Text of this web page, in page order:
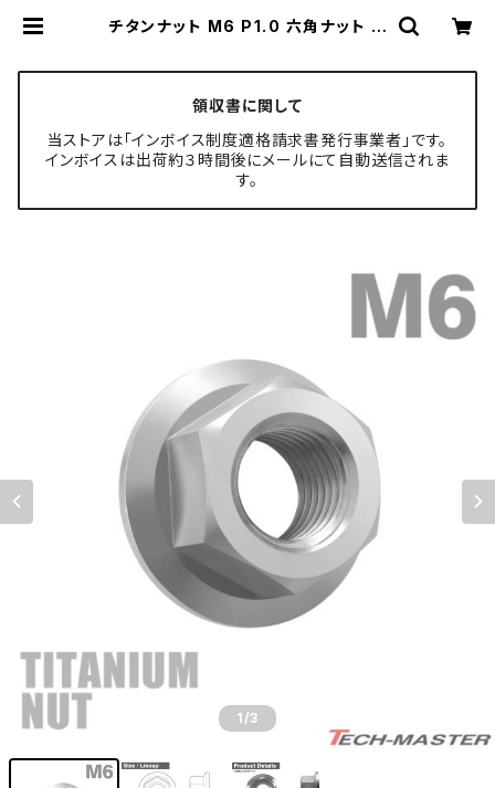
チタンナット M6 P1.0 六角ナット デ
CH-MASTER ボルト専門店
領収書に関して
当ストアは「インボイス制度適格請求書発行事業者」です。
インボイスは出荷約３時間後にメールにて自動送信されま
す。
1 /3